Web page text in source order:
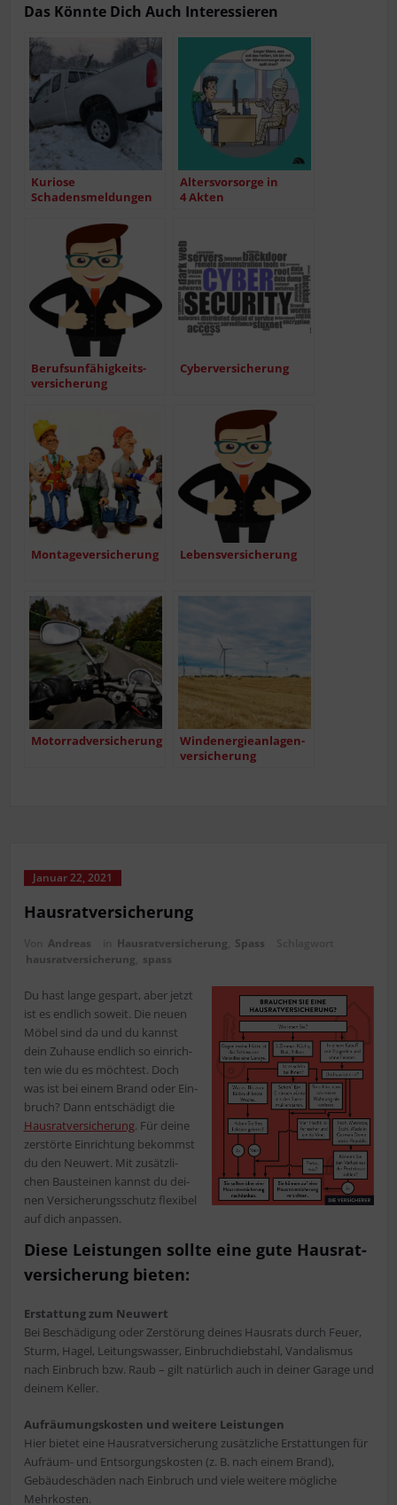
Das Könn­te Dich Auch Interessieren
Kurio­se
Schadensmeldungen
Alters­vor­sor­ge in
4 Akten
Berufs­un­fä­hig­keits­
ver­si­che­rung
Cyber­ver­si­che­rung
Mon­ta­ge­ver­si­che­rung Lebens­ver­si­che­rung
Motor­rad­ver­si­che­rung
Wind­ener­gie­an­la­gen­
ver­si­che­rung
Januar 22, 2021
Haus­rat­ver­si­che­rung
Andreas Hausratversicherung Spass
hausratversicherung spass
Du hast lan­ge gespart, aber jetzt
ist es end­lich soweit. Die neu­en
Möbel sind da und du kannst
dein Zuhau­se end­lich so ein­rich­
ten wie du es möch­test. Doch
was ist bei einem Brand oder Ein­
bruch? Dann ent­schä­digt die
Haus­rat­ver­si­che­rung. Für dei­ne
zer­stör­te Ein­rich­tung bekommst
du den Neu­wert. Mit zusätz­li­
chen Bau­stei­nen kannst du dei­
nen Ver­si­che­rungs­schutz fle­xi­bel
auf dich anpassen.
Die­se Leis­tun­gen soll­te eine gute Haus­rat­
ver­si­che­rung bieten:
Erstat­tung zum Neu­wert
Bei Beschä­di­gung oder Zer­stö­rung dei­nes Haus­rats durch Feu­er,
Sturm, Hagel, Lei­tungs­was­ser, Ein­bruch­dieb­stahl, Van­da­lis­mus
nach Ein­bruch bzw. Raub – gilt natür­lich auch in dei­ner Gara­ge und
dei­nem Keller.
Auf­räu­mungs­kos­ten und wei­te­re Leis­tun­gen
Hier bie­tet eine Haus­rat­ver­si­che­rung zusätz­li­che Erstat­tun­gen für
Auf­räum- und Ent­sor­gungs­kos­ten (z. B. nach einem Brand),
Gebäu­de­schä­den nach Ein­bruch und vie­le wei­te­re mög­li­che
Mehrkosten.